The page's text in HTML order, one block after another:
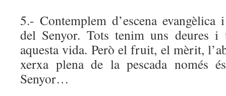
5.- Contemplem d’escena
del Senyor. Tots tenim uns deures i
aquesta vida. Però el fruit, el mèrit,
xerxa plena de la pescada només
Senyor…